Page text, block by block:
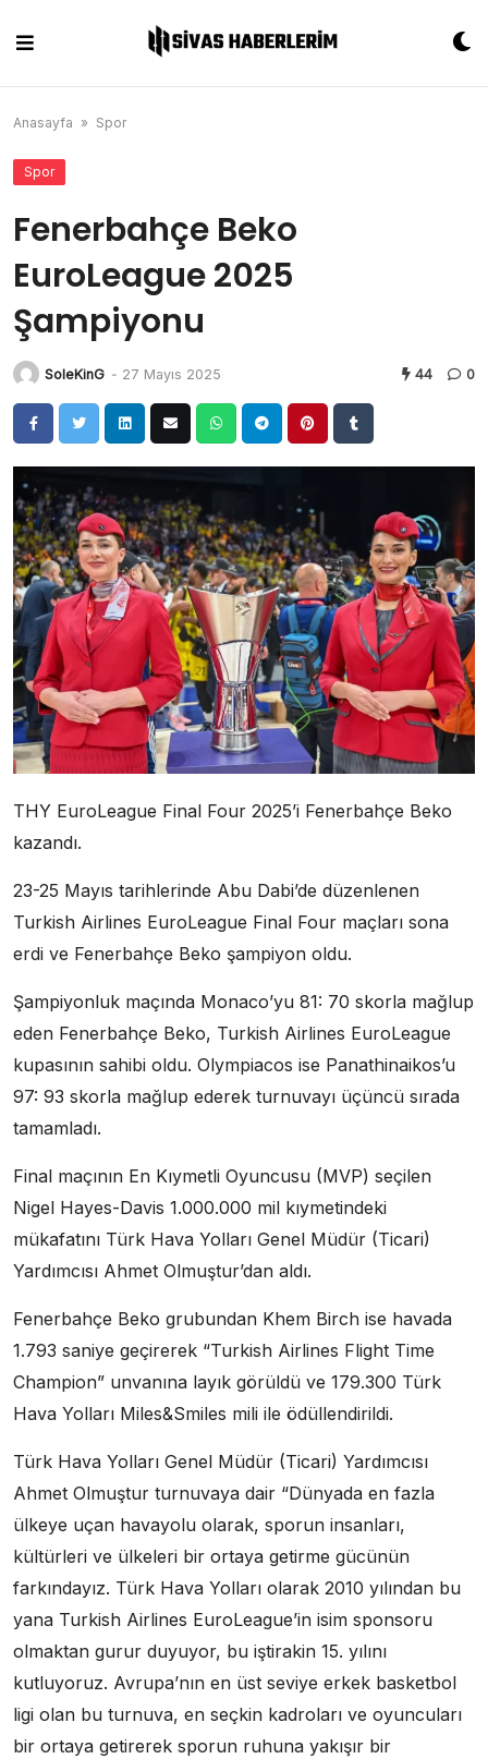
content
Anasayfa » Spor
Spor
Fenerbahçe Beko
EuroLeague 2025
Şampiyonu
SoleKinG - 27 Mayıs 2025 44 0
THY EuroLeague Final Four 2025’i Fenerbahçe Beko
kazandı.
23-25 Mayıs tarihlerinde Abu Dabi’de düzenlenen
Turkish Airlines EuroLeague Final Four maçları sona
erdi ve Fenerbahçe Beko şampiyon oldu.
Şampiyonluk maçında Monaco’yu 81: 70 skorla mağlup
eden Fenerbahçe Beko, Turkish Airlines EuroLeague
kupasının sahibi oldu. Olympiacos ise Panathinaikos’u
97: 93 skorla mağlup ederek turnuvayı üçüncü sırada
tamamladı.
Final maçının En Kıymetli Oyuncusu (MVP) seçilen
Nigel Hayes-Davis 1.000.000 mil kıymetindeki
mükafatını Türk Hava Yolları Genel Müdür (Ticari)
Yardımcısı Ahmet Olmuştur’dan aldı.
Fenerbahçe Beko grubundan Khem Birch ise havada
1.793 saniye geçirerek “Turkish Airlines Flight Time
Champion” unvanına layık görüldü ve 179.300 Türk
Hava Yolları Miles&Smiles mili ile ödüllendirildi.
Türk Hava Yolları Genel Müdür (Ticari) Yardımcısı
Ahmet Olmuştur turnuvaya dair “Dünyada en fazla
ülkeye uçan havayolu olarak, sporun insanları,
kültürleri ve ülkeleri bir ortaya getirme gücünün
farkındayız. Türk Hava Yolları olarak 2010 yılından bu
yana Turkish Airlines EuroLeague’in isim sponsoru
olmaktan gurur duyuyor, bu iştirakin 15. yılını
kutluyoruz. Avrupa’nın en üst seviye erkek basketbol
ligi olan bu turnuva, en seçkin kadroları ve oyuncuları
bir ortaya getirerek sporun ruhuna yakışır bir